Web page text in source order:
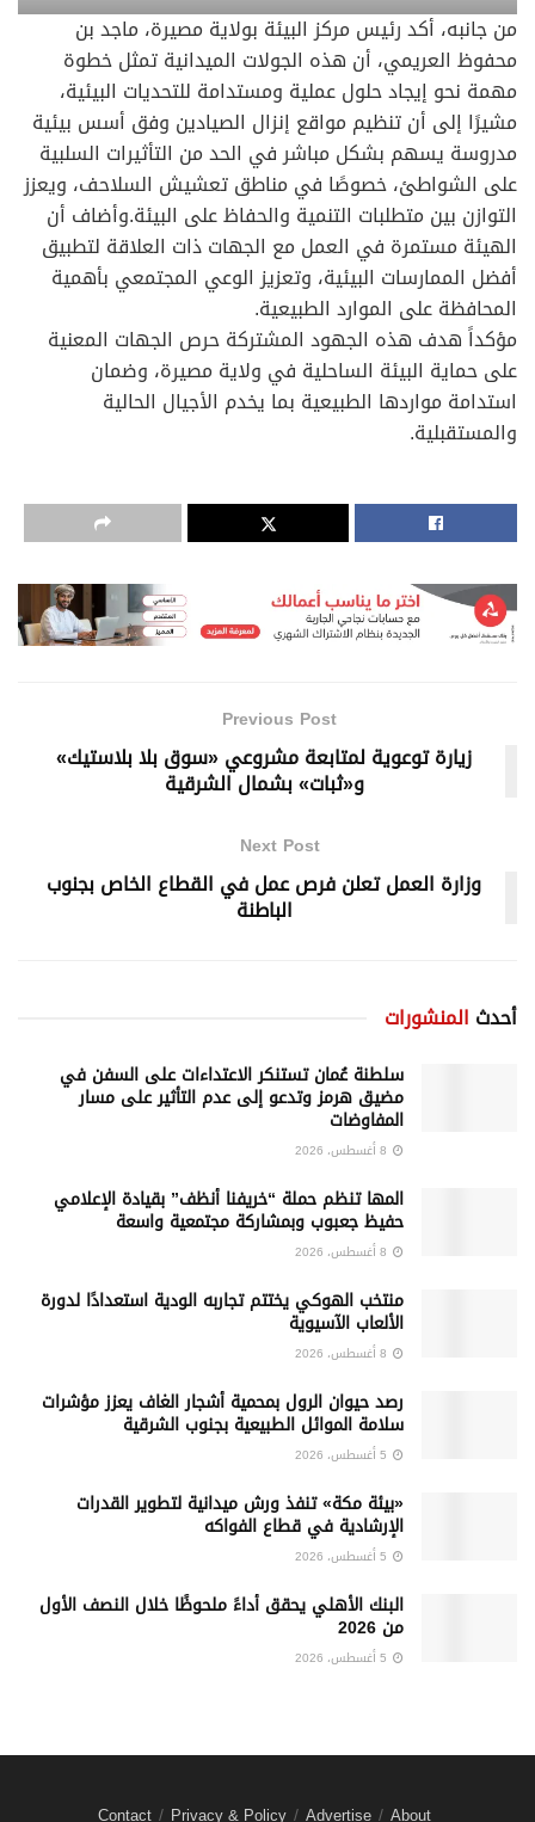
من جانبه، أكد رئيس مركز البيئة بولاية مصيرة، ماجد بن
محفوظ العريمي، أن هذه الجولات الميدانية تمثل خطوة
مهمة نحو إيجاد حلول عملية ومستدامة للتحديات البيئية،
مشيرًا إلى أن تنظيم مواقع إنزال الصيادين وفق أسس بيئية
مدروسة يسهم بشكل مباشر في الحد من التأثيرات السلبية
على الشواطئ، خصوصًا في مناطق تعشيش السلاحف، ويعزز
التوازن بين متطلبات التنمية والحفاظ على البيئة.وأضاف أن
الهيئة مستمرة في العمل مع الجهات ذات العلاقة لتطبيق
أفضل الممارسات البيئية، وتعزيز الوعي المجتمعي بأهمية
المحافظة على الموارد الطبيعية.
مؤكداً هدف هذه الجهود المشتركة حرص الجهات المعنية
على حماية البيئة الساحلية في ولاية مصيرة، وضمان
استدامة مواردها الطبيعية بما يخدم الأجيال الحالية
والمستقبلية.
Previous Post
زيارة توعوية لمتابعة مشروعي «سوق بلا بلاستيك»
و«ثبات» بشمال الشرقية
Next Post
وزارة العمل تعلن فرص عمل في القطاع الخاص بجنوب
الباطنة
أحدث المنشورات
سلطنة عُمان تستنكر الاعتداءات على السفن في
مضيق هرمز وتدعو إلى عدم التأثير على مسار
المفاوضات
المها تنظم حملة “خريفنا أنظف” بقيادة الإعلامي
حفيظ جعبوب وبمشاركة مجتمعية واسعة
منتخب الهوكي يختتم تجاربه الودية استعدادًا لدورة
الألعاب الآسيوية
رصد حيوان الرول بمحمية أشجار الغاف يعزز مؤشرات
سلامة الموائل الطبيعية بجنوب الشرقية
«بيئة مكة» تنفذ ورش ميدانية لتطوير القدرات
الإرشادية في قطاع الفواكه
البنك الأهلي يحقق أداءً ملحوظًا خلال النصف الأول
من 2026
About
Advertise
Privacy & Policy
Contact